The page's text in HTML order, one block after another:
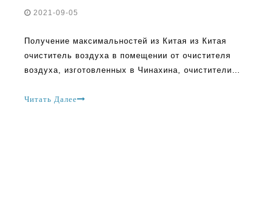
2021-09-05
Получение максимальностей из Китая из Китая
очиститель воздуха в помещении от очистителя
воздуха, изготовленных в Чинахина, очистители
Эти очистители воздуха предназначены для
Читать Далее